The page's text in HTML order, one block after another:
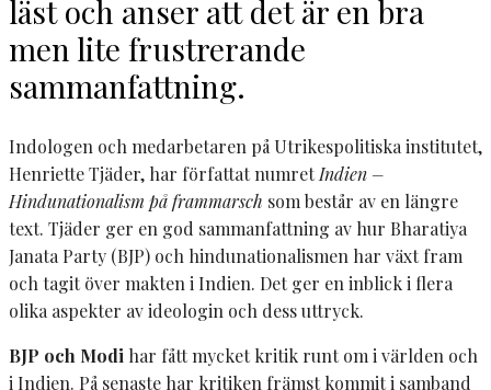
läst och anser att det är en bra
men lite frustrerande
sammanfattning.
Indologen och medarbetaren på Utrikespolitiska institutet,
Henriette Tjäder, har författat numretIndien –
Hindunationalism på frammarsch som består av en längre
text. Tjäder ger en god sammanfattning av hur Bharatiya
Janata Party (BJP) och hindunationalismen har växt fram
och tagit över makten i Indien. Det ger en inblick i flera
olika aspekter av ideologin och dess uttryck.
BJP och Modi har fått mycket kritik runt om i världen och
i Indien. På senaste har kritiken främst kommit i samband